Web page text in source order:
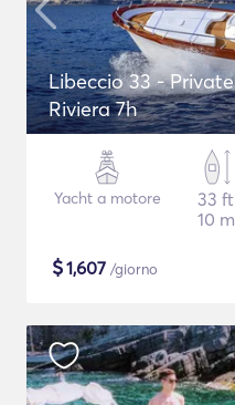
Libeccio 33 -
Riviera 7h
Yacht a motore
33 ft
10 m
$1,607 /giorno